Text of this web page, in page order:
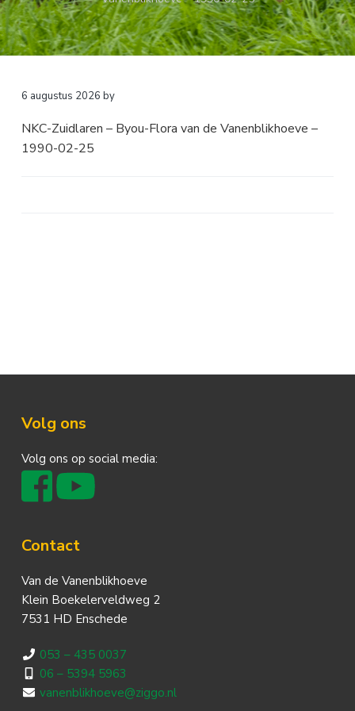
a
v
i
o
u
d
k
s
t
6 augustus 2026 by
NKC-Zuidlaren – Byou-Flora van de Vanenblikhoeve –
1990-02-25
Footer
Volg ons
Volg ons op social media:
Contact
Van de Vanenblikhoeve
Klein Boekelerveldweg 2
7531 HD Enschede
053 – 435 0037
06 – 5394 5963
vanenblikhoeve@ziggo.nl